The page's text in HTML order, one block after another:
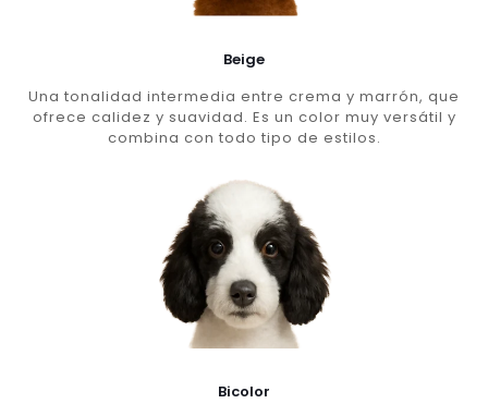
Beige
Una tonalidad intermedia entre crema y marrón, que
ofrece calidez y suavidad. Es un color muy versátil y
combina con todo tipo de estilos.
Bicolor